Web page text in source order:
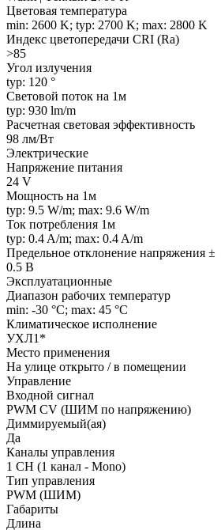
Цветовая температура
min: 2600 K; typ: 2700 K; max: 2800 K
Индекс цветопередачи CRI (Ra)
>85
Угол излучения
typ: 120 °
Световой поток на 1м
typ: 930 lm/m
Расчетная световая эффективность
98 лм/Вт
Электрические
Напряжение питания
24 V
Мощность на 1м
typ: 9.5 W/m; max: 9.6 W/m
Ток потребления 1м
typ: 0.4 A/m; max: 0.4 A/m
Предельное отклонение напряжения ±
0.5 В
Эксплуатационные
Диапазон рабочих температур
min: -30 °C; max: 45 °C
Климатическое исполнение
УХЛ1*
Место применения
На улице открыто / в помещении
Управление
Входной сигнал
PWM СV (ШИМ по напряжению)
Диммируемый(ая)
Да
Каналы управления
1 CH (1 канал - Mono)
Тип управления
PWM (ШИМ)
Габариты
Длина